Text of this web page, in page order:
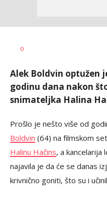
AUTOR
0
Alek Boldvin optužen
godinu dana nakon
snimateljka Halina
Prošlo je nešto više od
Boldvin (64) na filmskom
Halinu Hačins, a kancelarija
najavila je da će se danas
krivnično goniti, što su i